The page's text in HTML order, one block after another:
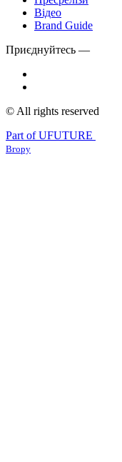
Відео
Brand Guide
Приєднуйтесь —
© All rights reserved
Part of UFUTURE
Вгору